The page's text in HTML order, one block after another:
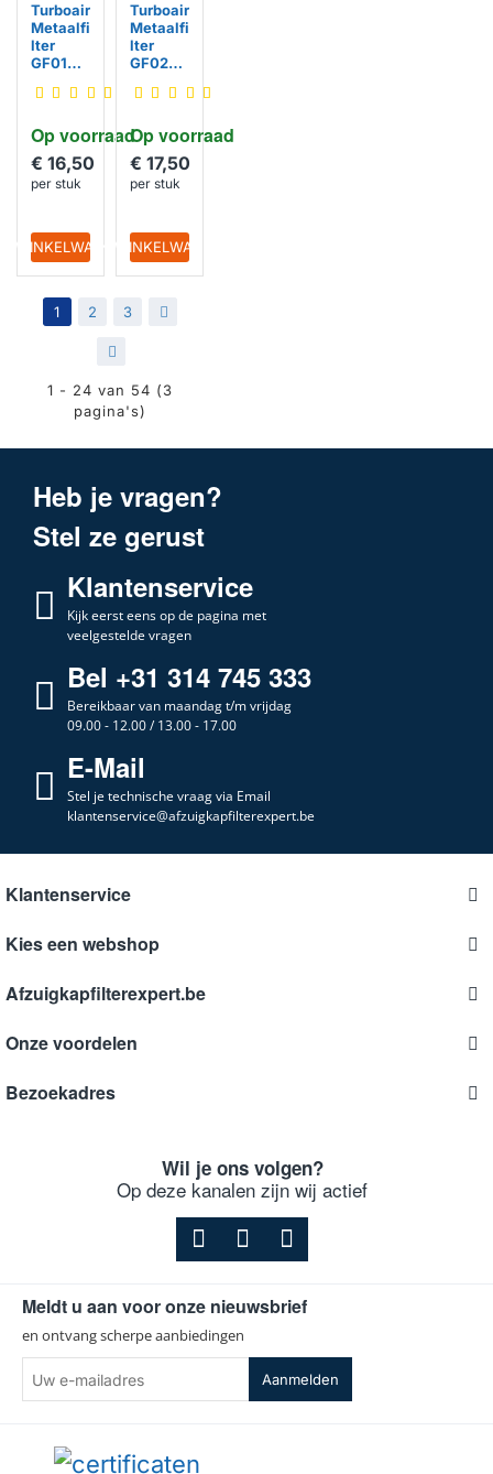
Op voorraad
Turboair
Metaalfi
lter
GF01DD
8x9mm
€ 16,50
per stuk
WINKELWAGEN
Op voorraad
Turboair
Metaalfi
lter
GF02HB
0x9mm
€ 17,50
per stuk
IN WINKELWAGEN
1 2 3 >
>|
1 - 24 van 54 (3
pagina's)
Heb je vragen?
Stel ze gerust
Klantenservice
Kijk eerst eens op de pagina met
veelgestelde vragen
Bel +31 314 745 333
Bereikbaar van maandag t/m vrijdag
09.00 - 12.00 / 13.00 - 17.00
E-Mail
Stel je technische vraag via Email
klantenservice@afzuigkapfilterexpert.be
Klantenservice
Kies een webshop
Afzuigkapfilterexpert.be
Onze voordelen
Bezoekadres
Wil je ons volgen?
Op deze kanalen zijn wij actief
Meldt u aan voor onze nieuwsbrief
en ontvang scherpe aanbiedingen
e-
mailadres
Aanmelden